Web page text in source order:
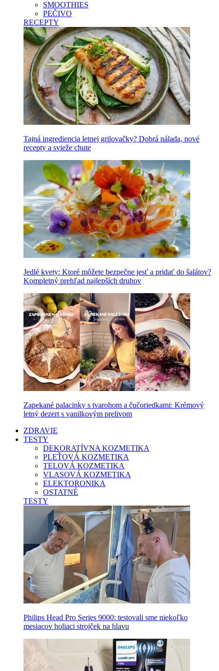
SMOOTHIES
PEČIVO
RECEPTY
Tajná ingrediencia letnej grilovačky? Dobrá nálada, nové
recepty a svieže chute
Jedlé kvety: Ktoré môžete bezpečne jesť a pridať do šalátov?
Kompletný prehľad najlepších druhov
Zapekané palacinky s tvarohom a čučoriedkami: Krémový
letný dezert s vanilkovým prelivom
ZDRAVIE
TESTY
DEKORATÍVNA KOZMETIKA
PLEŤOVÁ KOZMETIKA
TELOVÁ KOZMETIKA
VLASOVÁ KOZMETIKA
ELEKTORONIKA
OSTATNÉ
TESTY
Philips Head Pro Series 9000: testovali sme niekoľko
mesiacov holiaci strojček na hlavu